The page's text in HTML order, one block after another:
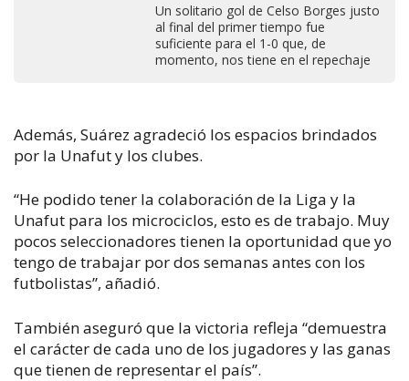
Un solitario gol de Celso Borges justo
al final del primer tiempo fue
suficiente para el 1-0 que, de
momento, nos tiene en el repechaje
Además, Suárez agradeció los espacios brindados
por la Unafut y los clubes.
“He podido tener la colaboración de la Liga y la
Unafut para los microciclos, esto es de trabajo. Muy
pocos seleccionadores tienen la oportunidad que yo
tengo de trabajar por dos semanas antes con los
futbolistas”, añadió.
También aseguró que la victoria refleja “demuestra
el carácter de cada uno de los jugadores y las ganas
que tienen de representar el país”.